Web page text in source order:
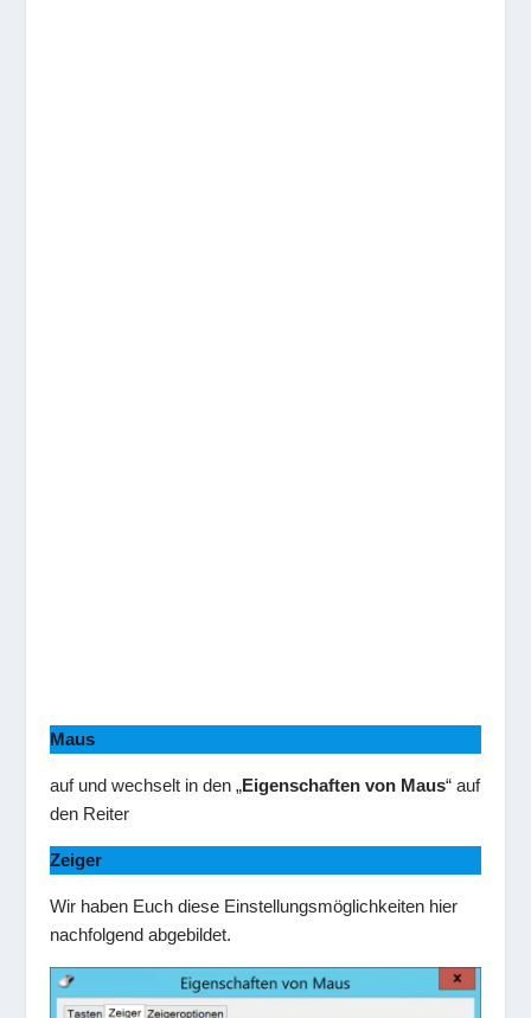
Maus
auf und wechselt in den „Eigenschaften von Maus“ auf
den Reiter
Zeiger
Wir haben Euch diese Einstellungsmöglichkeiten hier
nachfolgend abgebildet.